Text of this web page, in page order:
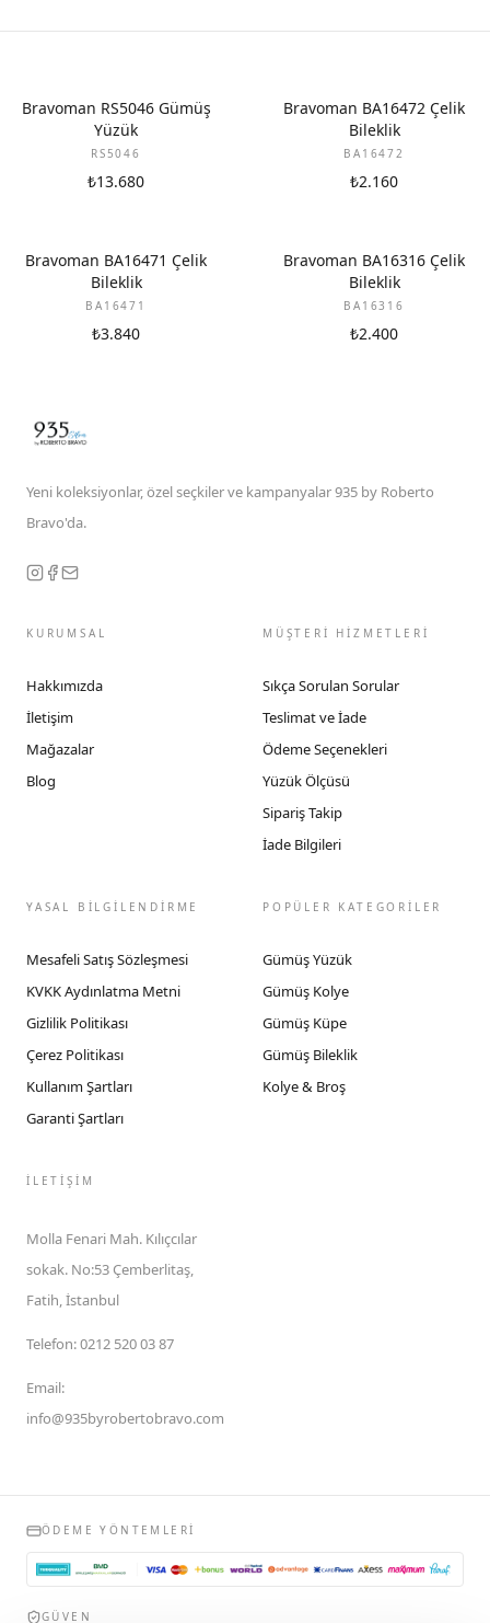
Bravoman RS5046 Gümüş
Yüzük
RS5046
₺13.680
Bravoman BA16472 Çelik
Bileklik
BA16472
₺2.160
Bravoman BA16471 Çelik
Bileklik
BA16471
₺3.840
Bravoman BA16316 Çelik
Bileklik
BA16316
₺2.400
Yeni koleksiyonlar, özel seçkiler ve kampanyalar 935 by Roberto
Bravo'da.
KURUMSAL
Hakkımızda
İletişim
Mağazalar
Blog
MÜŞTERİ HİZMETLERİ
Sıkça Sorulan Sorular
Teslimat ve İade
Ödeme Seçenekleri
Yüzük Ölçüsü
Sipariş Takip
İade Bilgileri
YASAL BİLGİLENDİRME
Mesafeli Satış Sözleşmesi
KVKK Aydınlatma Metni
Gizlilik Politikası
Çerez Politikası
Kullanım Şartları
Garanti Şartları
POPÜLER KATEGORİLER
Gümüş Yüzük
Gümüş Kolye
Gümüş Küpe
Gümüş Bileklik
Kolye & Broş
İLETIŞIM
Molla Fenari Mah. Kılıçcılar
sokak. No:53 Çemberlitaş,
Fatih, İstanbul
Telefon:0212 520 03 87
Email:
info@935byrobertobravo.com
ÖDEME YÖNTEMLERI
GÜVEN